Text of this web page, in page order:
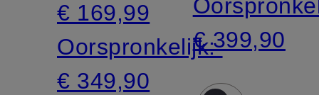
€ 169,99
Oorspronkelijk:
€ 349,90
€ 399,90